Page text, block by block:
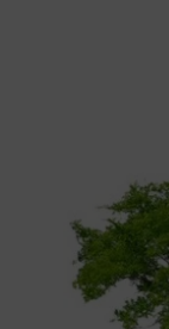
Pobiedziska